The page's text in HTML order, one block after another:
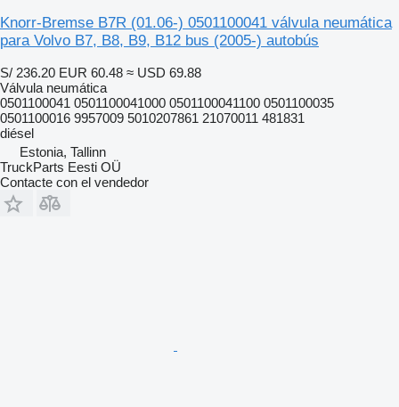
Knorr-Bremse B7R (01.06-) 0501100041 válvula neumática
para Volvo B7, B8, B9, B12 bus (2005-) autobús
S/ 236.20 EUR 60.48 ≈ USD 69.88
Válvula neumática
0501100041 0501100041000 0501100041100 0501100035
0501100016 9957009 5010207861 21070011 481831
diésel
Estonia, Tallinn
TruckParts Eesti OÜ
Contacte con el vendedor